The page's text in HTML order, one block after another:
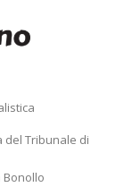
del Tribunale di